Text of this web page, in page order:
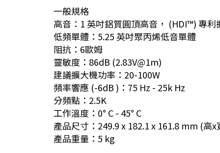
一般規格
高音：1 英吋鋁質圓頂高音， (HDI™) 專利
低頻單體：5.25 英吋聚丙烯低音單體
阻抗：6歐姆
靈敏度：86dB (2.83V@1m)
建議擴大機功率：20-100W
頻率響應 (-6dB )：75 Hz - 25k Hz
分頻點：2.5K
工作溫度：0° C - 45° C
產品尺寸：249.9 x 182.1 x 161.8 mm (高x
產品重量：5 kg